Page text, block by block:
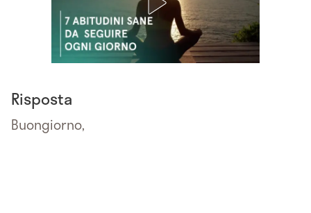
Risposta
Buongiorno,